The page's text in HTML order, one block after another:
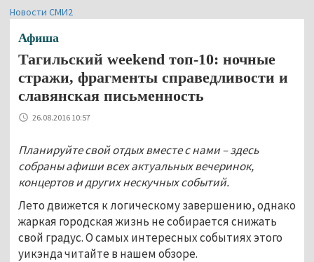
Новости СМИ2
Афиша
Тагильский weekend топ-10: ночные
стражи, фрагменты справедливости и
славянская письменность
26.08.2016 10:57
Планируйте свой отдых вместе с нами – здесь
собраны афиши всех актуальных вечеринок,
концертов и других нескучных событий.
Лето движется к логическому завершению, однако
жаркая городская жизнь не собирается снижать
свой градус. О самых интересных событиях этого
уикэнда читайте в нашем обзоре.